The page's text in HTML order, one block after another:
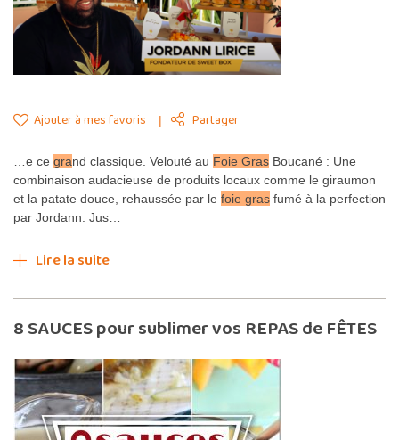
Ajouter à mes favoris Partager
…e ce grand classique. Velouté au Foie Gras Boucané : Une
combinaison audacieuse de produits locaux comme le giraumon
et la patate douce, rehaussée par le foie gras fumé à la perfection
par Jordann. Jus…
Lire la suite
8 SAUCES pour sublimer vos REPAS de FÊTES